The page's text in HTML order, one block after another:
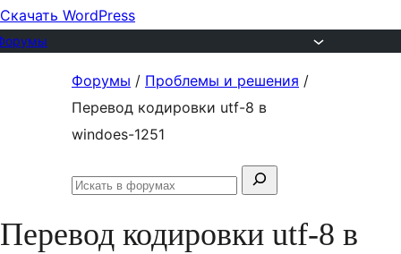
Скачать WordPress
содержимому
Форумы / Проблемы и решения /
Перевод кодировки utf-8 в
windoes-1251
Поиск:
Искать
форумах
Перевод кодировки utf-8 в